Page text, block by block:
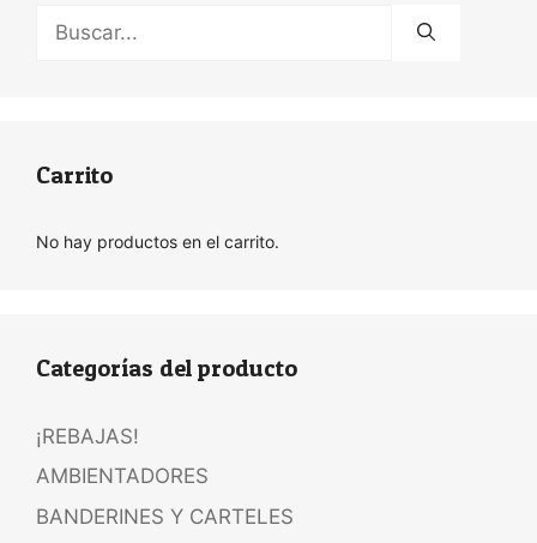
Carrito
No hay productos en el carrito.
Categorías del producto
¡REBAJAS!
AMBIENTADORES
BANDERINES Y CARTELES